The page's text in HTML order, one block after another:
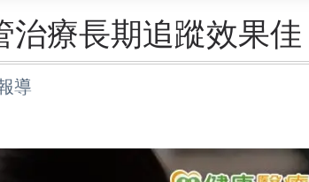
治療長期追蹤效果佳
導